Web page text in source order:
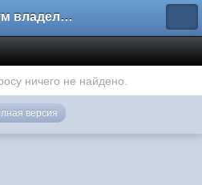
Форум владельцев интернет-магазинов
ничего не найдено.
версия